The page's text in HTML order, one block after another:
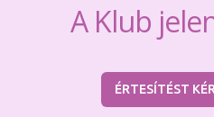
A Klub
ÉRTESÍTÉST